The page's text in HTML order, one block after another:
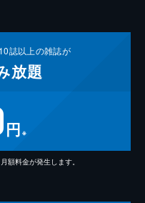
誌以上の雑誌が
放題
円 ※
額料金が発生します。